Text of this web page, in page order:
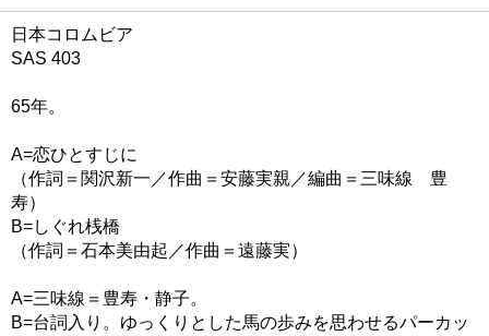
日本コロムビア
SAS 403
65年。
A=恋ひとすじに
（作詞＝関沢新一／作曲＝安藤実親／編曲＝三味線 豊
寿）
B=しぐれ桟橋
（作詞＝石本美由起／作曲＝遠藤実）
A=三味線＝豊寿・静子。
B=台詞入り。ゆっくりとした馬の歩みを思わせるパーカッ